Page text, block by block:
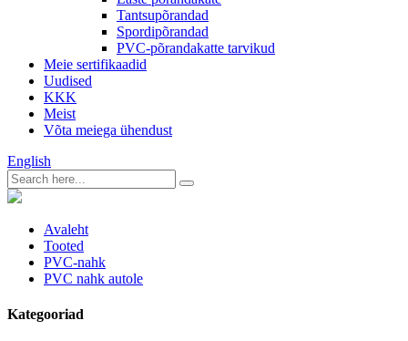
Tantsupõrandad
Spordipõrandad
PVC-põrandakatte tarvikud
Meie sertifikaadid
Uudised
KKK
Meist
Võta meiega ühendust
English
Avaleht
Tooted
PVC-nahk
PVC nahk autole
Kategooriad